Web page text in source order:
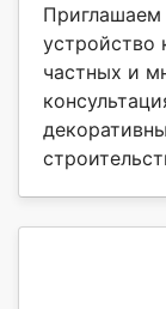
Приглашаем
устройство
частных и